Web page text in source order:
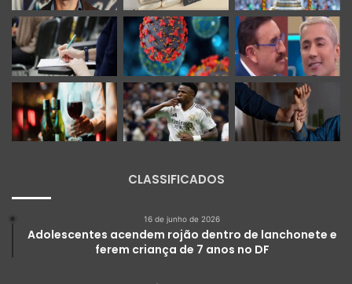
CLASSIFICADOS
16 de junho de 2026
Adolescentes acendem rojão dentro de lanchonete e
ferem criança de 7 anos no DF